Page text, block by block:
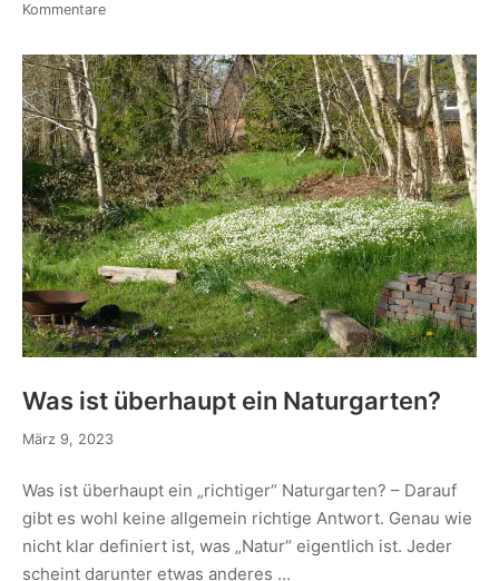
Kommentare
Was ist überhaupt ein Naturgarten?
März 9, 2023
Was ist überhaupt ein „richtiger“ Naturgarten? – Darauf
gibt es wohl keine allgemein richtige Antwort. Genau wie
nicht klar definiert ist, was „Natur“ eigentlich ist. Jeder
scheint darunter etwas anderes …